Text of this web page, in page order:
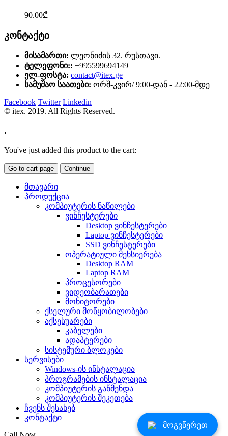
90.00₾
კონტაქტი
მისამართი: ლეონიძის 32. რუსთავი.
ტელეფონი:: +995599694149
ელ-ფოსტა: contact@itex.ge
სამუშაო საათები: ორშ-კვირ/ 9:00-დან - 22:00-მდე
Facebook Twitter Linkedin
© itex. 2019. All Rights Reserved.
.
მოგვწერეთ
You've just added this product to the cart:
Go to cart page Continue
მთავარი
პროდუქცია
კომპიუტერის ნაწილები
ვინჩესტერები
Desktop ვინჩესტერები
Laptop ვინჩესტერები
SSD ვინჩესტერები
ოპერატიული მეხსიერება
Desktop RAM
Laptop RAM
პროცესორები
ვიდეობარათები
მონიტორები
ქსელური მოწყობილობები
აქსესუარები
კაბელები
ადაპტერები
სისტემური ბლოკები
სერვისები
Windows-ის ინსტალაცია
პროგრამების ინსტალაცია
კომპიუტერის გაწმენდა
კომპიუტერის შეკეთება
ჩვენს შესახებ
კონტაქტი